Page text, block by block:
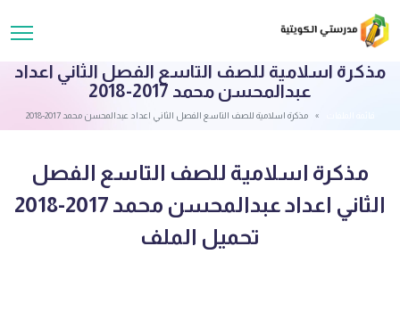
مذكرة اسلامية للصف التاسع الفصل الثاني اعداد
عبدالمحسن محمد 2017-2018
مذكرة اسلامية للصف التاسع الفصل الثاني اعداد عبدالمحسن محمد 2017-2018
مذكرة اسلامية للصف التاسع الفصل
الثاني اعداد عبدالمحسن محمد 2017-2018
تحميل الملف